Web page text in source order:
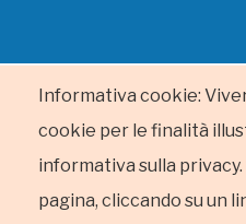
Informativa cookie:
cookie per le finalità
informativa sulla
pagina, cliccando su un